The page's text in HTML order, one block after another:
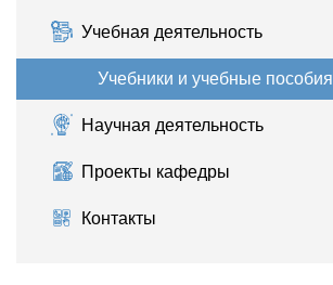
Учебная деятельность
Учебники и учебные пособия
Научная деятельность
Проекты кафедры
Контакты